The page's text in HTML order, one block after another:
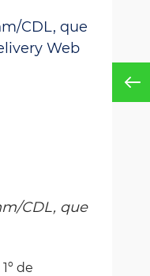
CDL, que
Web
CDL, que
de